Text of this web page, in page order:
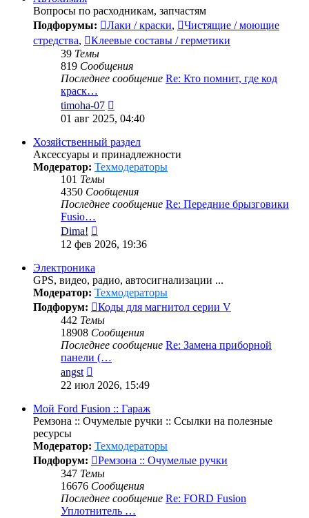
Вопросы по расходникам, запчастям
Подфорумы:
Лаки / краски,
Чистящие / моющие
стредства,
Клеевые составы / герметики
39 Темы
819 Сообщения
Последнее сообщение Re: Кто помнит, где код
краск…
timoha-07
сообщению
01 авг 2025, 04:40
Хозяйственный раздел
Аксессуары и принадлежности
Модератор: Техмодераторы
101 Темы
4350 Сообщения
Последнее сообщение Re: Передние брызговики
Fusio…
Dima!
к
12 фев 2026, 19:36
Электроника
GPS, видео, радио, автосигнализации ...
Модератор: Техмодераторы
Подфорум:
Коды для магнитол серии V
442 Темы
18908 Сообщения
Последнее сообщение Re: Замена приборной
панели (…
angst
к
сообщению
22 июл 2026, 15:49
Мой Ford Fusion :: Гараж
Ремзона :: Очумелые ручки :: Ссылки на полезные
ресурсы
Модератор: Техмодераторы
Подфорум:
Ремзона :: Очумелые ручки
347 Темы
16676 Сообщения
Последнее сообщение Re: FORD Fusion
Уплотнитель …